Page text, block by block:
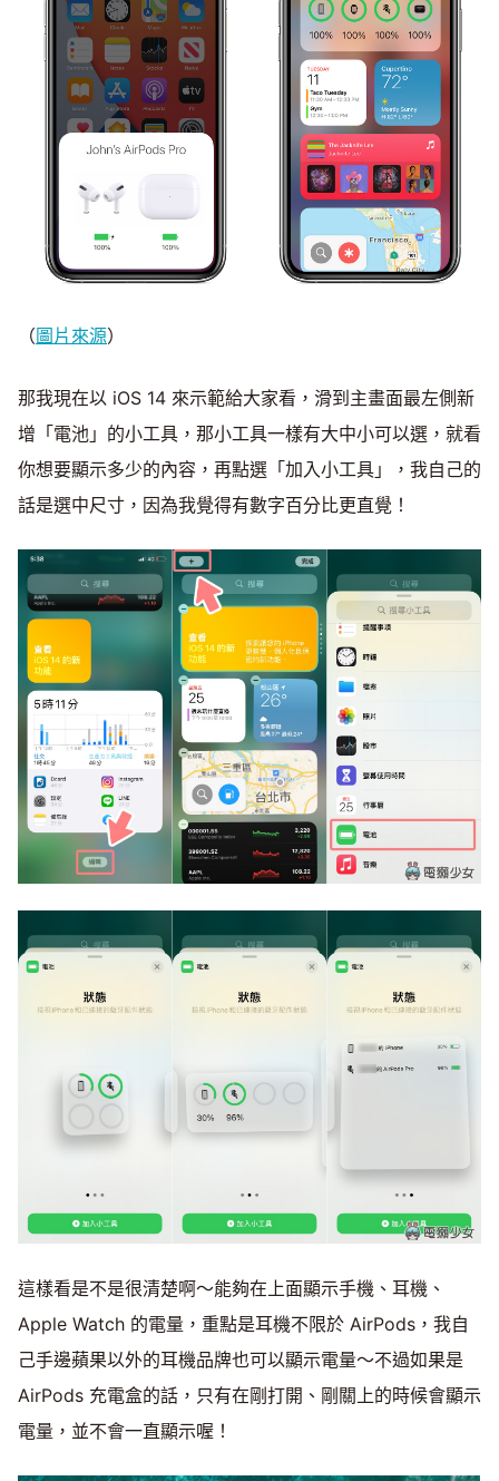
（圖片來源）
那我現在以 iOS 14 來示範給大家看，滑到主畫面最左側新
增「電池」的小工具，那小工具一樣有大中小可以選，就看
你想要顯示多少的內容，再點選「加入小工具」，我自己的
話是選中尺寸，因為我覺得有數字百分比更直覺！
這樣看是不是很清楚啊～能夠在上面顯示手機、耳機、
Apple Watch 的電量，重點是耳機不限於 AirPods，我自
己手邊蘋果以外的耳機品牌也可以顯示電量～不過如果是
AirPods 充電盒的話，只有在剛打開、剛關上的時候會顯示
電量，並不會一直顯示喔！